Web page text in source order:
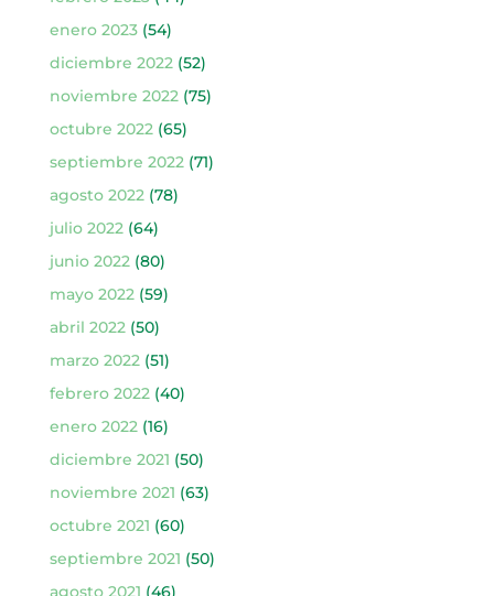
enero 2023(54)
diciembre 2022(52)
noviembre 2022(75)
octubre 2022(65)
septiembre 2022(71)
agosto 2022(78)
julio 2022(64)
junio 2022(80)
mayo 2022(59)
abril 2022(50)
marzo 2022(51)
febrero 2022(40)
enero 2022(16)
diciembre 2021 (50)
noviembre 2021 (63)
octubre 2021 (60)
septiembre 2021 (50)
agosto 2021 (46)